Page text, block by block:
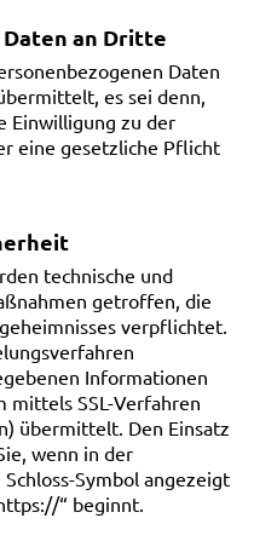
an Dritte
Daten
es sei denn,
Einwilligung zu der
eine gesetzliche Pflicht
technische und
getroffen, die
verpflichtet.
Informationen
mittels SSL-Verfahren
übermittelt. Den Einsatz
wenn in der
Symbol angezeigt
“ beginnt.